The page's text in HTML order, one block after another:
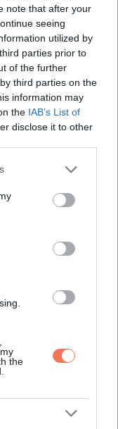
note that after your
seeing
utilized by
parties prior to
of the further
third parties on the
information may
the IAB’s List of
disclose it to other
or more Google
You may click to
party tags to
in below Google
the
esemény vagy
körében
a lelkedet. Egy
tapasztalatokkal
érdemes
kedvelés és a
lejjebb!
lesz számodra,
területén.
meg, amelyek
váratlan
erősebbé válnak a
is megvalósulhat.
várhat,
bukkanhat fel.
ami
energiáid
projektekbe vagy